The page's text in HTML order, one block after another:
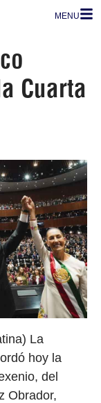
MENU
Cuarta
La
hoy la
del
Obrador,